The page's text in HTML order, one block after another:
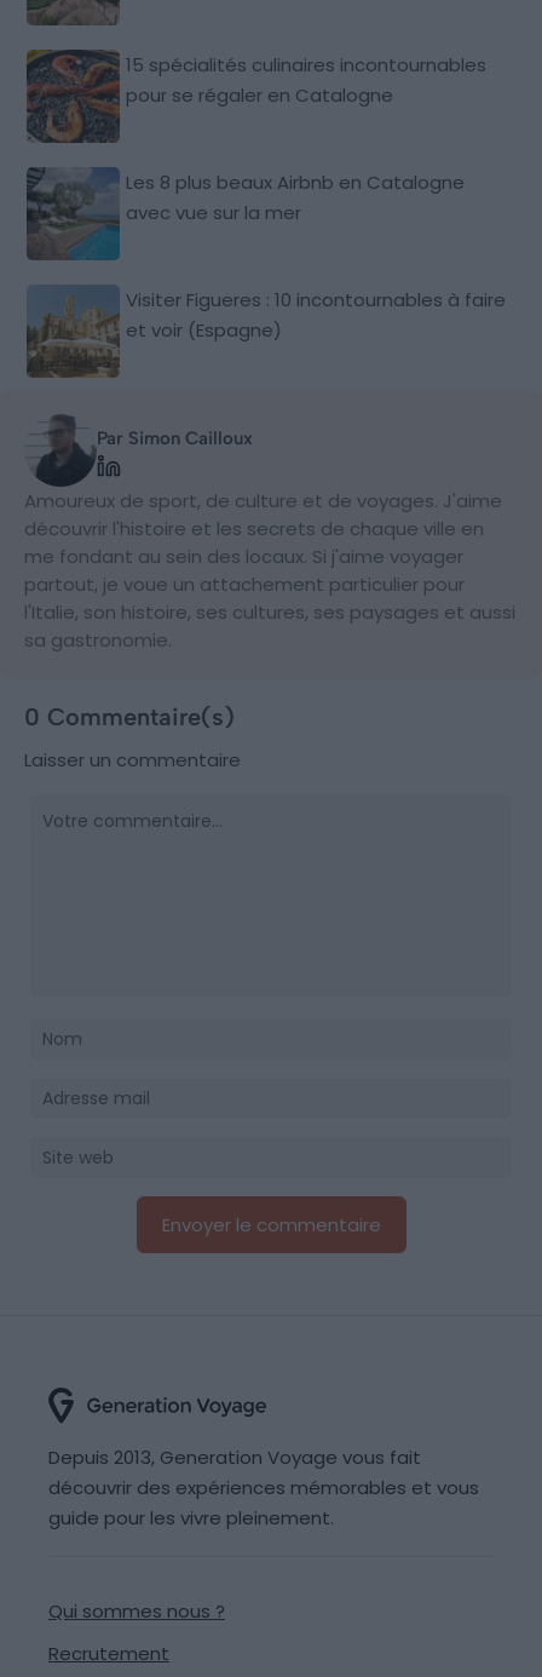
15 spécialités culinaires incontournables
pour se régaler en Catalogne
Les 8 plus beaux Airbnb en Catalogne
avec vue sur la mer
Visiter Figueres : 10 incontournables à faire
et voir (Espagne)
Par Simon Cailloux
Amoureux de sport, de culture et de voyages. J'aime
découvrir l'histoire et les secrets de chaque ville en
me fondant au sein des locaux. Si j'aime voyager
partout, je voue un attachement particulier pour
l'Italie, son histoire, ses cultures, ses paysages et aussi
sa gastronomie.
0 Commentaire(s)
Laisser un commentaire
Depuis 2013, Generation Voyage vous fait
découvrir des expériences mémorables et vous
guide pour les vivre pleinement.
Qui sommes nous ?
Recrutement